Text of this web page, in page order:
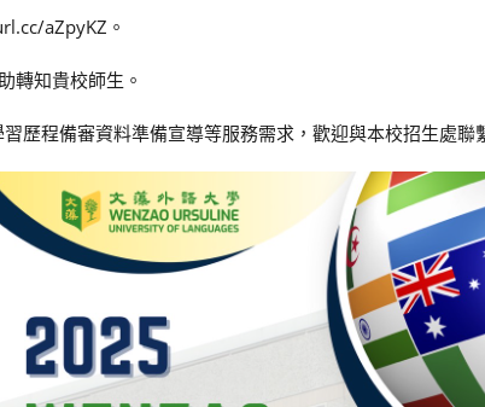
aZpyKZ。
轉知貴校師生。
歷程備審資料準備宣導等服務需求，歡迎與本校招生處